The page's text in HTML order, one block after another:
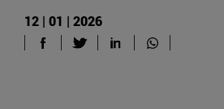
12 | 01 | 2026